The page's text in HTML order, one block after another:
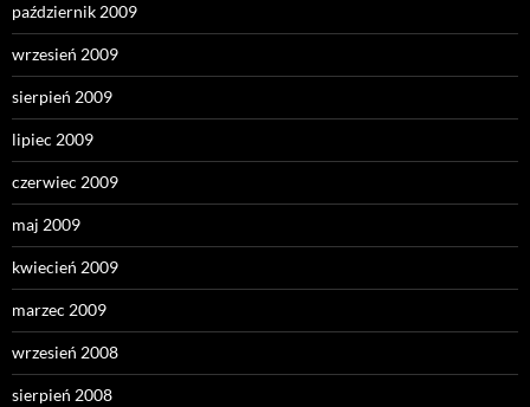
październik 2009
wrzesień 2009
sierpień 2009
lipiec 2009
czerwiec 2009
maj 2009
kwiecień 2009
marzec 2009
wrzesień 2008
sierpień 2008